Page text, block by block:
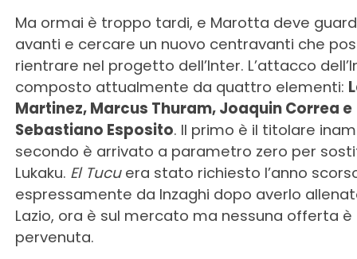
Ma ormai è troppo tardi, e Marotta deve
avanti e cercare un nuovo centravanti che
rientrare nel progetto dell’Inter. L’attacco
composto attualmente da quattro elementi:
Martinez, Marcus Thuram, Joaquin Correa e
Sebastiano Esposito. Il primo è il titolare
secondo è arrivato a parametro zero per
Lukaku. El Tucuera stato richiesto l’anno
espressamente da Inzaghi dopo averlo
Lazio, ora è sul mercato ma nessuna offerta è
pervenuta.